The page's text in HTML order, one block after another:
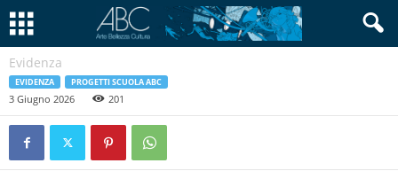
Evidenza
EVIDENZA PROGETTI SCUOLA ABC
3 Giugno 2026 201